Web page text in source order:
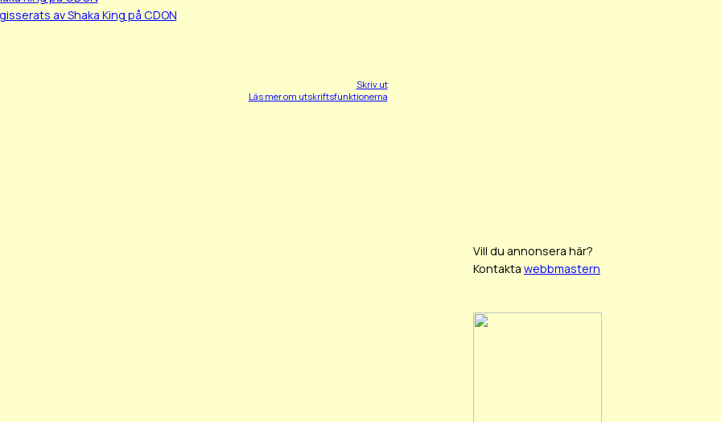
av Shaka King på CDON
Skriv ut
Läs mer om utskriftsfunktionerna
Vill du annonsera här?
Kontakta webbmastern